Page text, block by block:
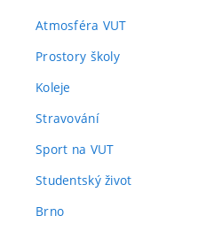
Atmosféra VUT
Prostory školy
Koleje
Stravování
Sport na VUT
Studentský život
Brno